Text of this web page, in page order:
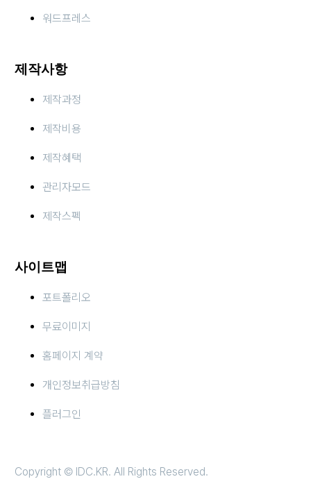
워드프레스
제작사항
제작과정
제작비용
제작혜택
관리자모드
제작스펙
사이트맵
포트폴리오
무료이미지
홈페이지 계약
개인정보취급방침
플러그인
Copyright © IDC.KR. All Rights Reserved.